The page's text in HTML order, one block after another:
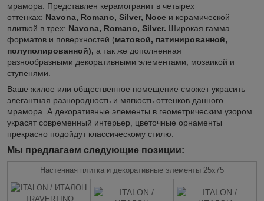
мрамора. Представлен керамогранит в четырех
оттенках: Navona, Romano, Silver, Noce и керамической
плиткой в трех: Navona, Romano, Silver. Широкая гамма
форматов и поверхностей (матовой, патинированной,
полуполированной), а так же дополненная
разнообразными декоративными элементами, мозаикой и
ступенями.
Ваше жилое или общественное помещение сможет украсить
элегантная разнородность и мягкость оттенков данного
мрамора. А декоративные элементы в геометрическим узором
украсят современный интерьер, цветочные орнаменты
прекрасно подойдут классическому стилю.
Мы предлагаем следующие позиции:
Настенная плитка и декоративные элементы 25х75